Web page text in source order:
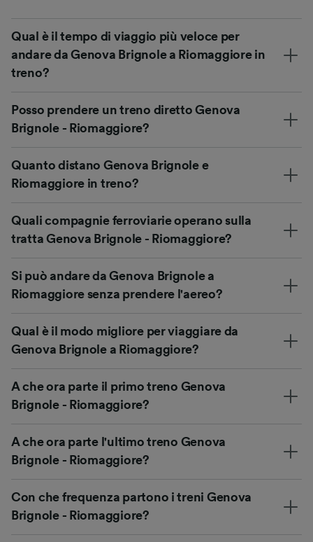
Qual è il tempo di viaggio più veloce per
andare da Genova Brignole a Riomaggiore in
treno?
Posso prendere un treno diretto Genova
Brignole - Riomaggiore?
Quanto distano Genova Brignole e
Riomaggiore in treno?
Quali compagnie ferroviarie operano sulla
tratta Genova Brignole - Riomaggiore?
Si può andare da Genova Brignole a
Riomaggiore senza prendere l'aereo?
Qual è il modo migliore per viaggiare da
Genova Brignole a Riomaggiore?
A che ora parte il primo treno Genova
Brignole - Riomaggiore?
A che ora parte l'ultimo treno Genova
Brignole - Riomaggiore?
Con che frequenza partono i treni Genova
Brignole - Riomaggiore?